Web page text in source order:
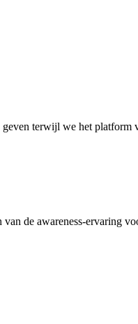
terwijl we het platform
de awareness-ervaring